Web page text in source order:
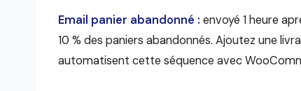
Email panier abandonné : envoyé 1 heure
10 % des paniers abandonnés. Ajoutez une
automatisent cette séquence avec